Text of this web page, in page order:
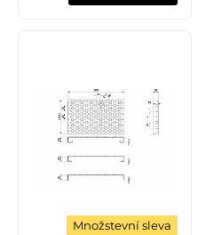
Množstevní sleva